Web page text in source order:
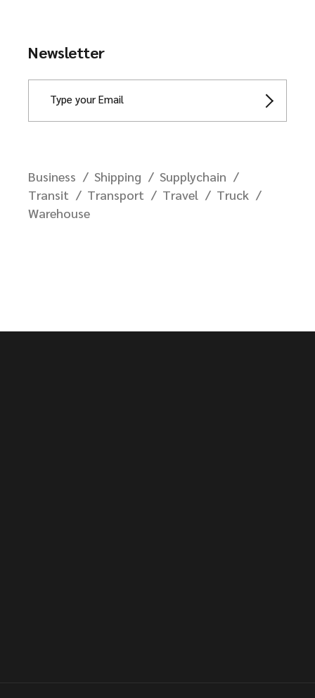
Newsletter
Business Shipping
Supplychain
Transit
Transport Travel
Truck
Warehouse